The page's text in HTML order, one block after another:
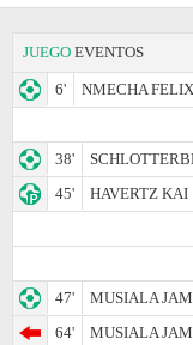
JUEGO EVENTOS
6'
NMECHA
38'
45'
HAVERTZ KAI
47'
MUSIALA
64'
MUSIALA